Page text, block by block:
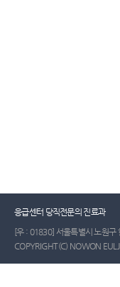
응급센터 당직전문의 진료과
[우 : 01830] 서울특별시 노원구
COPYRIGHT(C) NOWON